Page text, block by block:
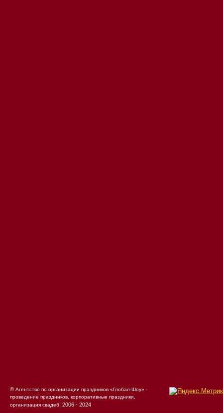
© Агентство по организации праздников «Глобал-Шоу» -
проведение праздников, корпоративные праздники,
организация свадеб , 2006 - 2024